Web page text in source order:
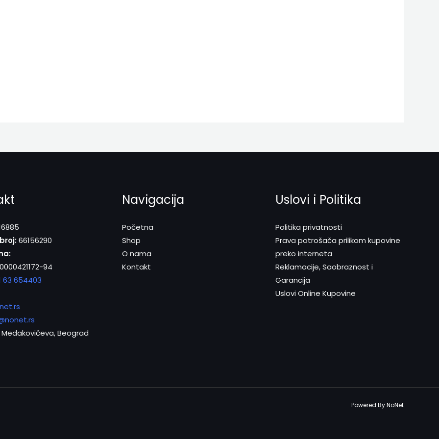
66156290
94
63 654403
Beograd
Navigacija
Početna
Shop
O nama
Kontakt
Uslovi i Politika
Politika privatnosti
Prava potrošača prilikom kupovine
preko interneta
Reklamacije, Saobraznost i
Garancija
Uslovi Online Kupovine
Powered By NoNet